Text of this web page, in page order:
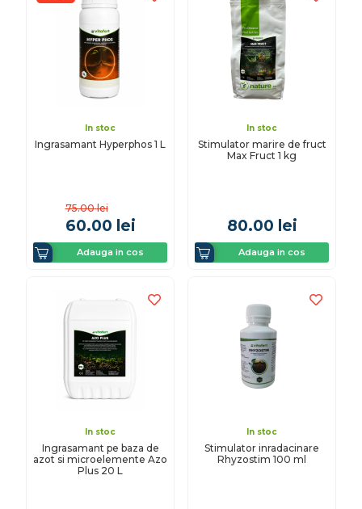
In stoc
Ingrasamant Hyperphos 1 L
75.00 lei
60.00 lei
Adauga in cos
In stoc
Stimulator marire de fruct
Max Fruct 1 kg
80.00 lei
Adauga in cos
In stoc
Ingrasamant pe baza de
azot si microelemente Azo
Plus 20 L
In stoc
Stimulator inradacinare
Rhyzostim 100 ml